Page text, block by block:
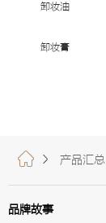
卸妆油
卸妆膏
产品汇总
品牌故事